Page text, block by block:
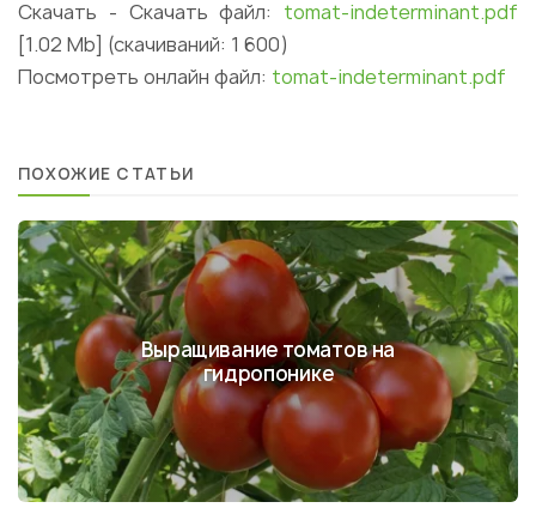
Скачать - Скачать файл: tomat-indeterminant.pdf
[1.02 Mb] (cкачиваний: 1 600)
Посмотреть онлайн файл: tomat-indeterminant.pdf
ПОХОЖИЕ СТАТЬИ
Выращивание томатов на
гидропонике